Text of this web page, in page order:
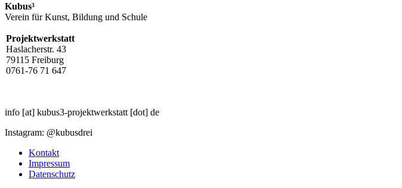
Kubus³
Verein für Kunst, Bildung und Schule
Projektwerkstatt
Haslacherstr. 43
79115 Freiburg
0761-76 71 647
info [at] kubus3-projektwerkstatt [dot] de
Instagram: @kubusdrei
Kontakt
Impressum
Datenschutz